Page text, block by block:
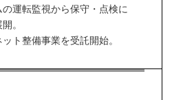
運転監視から保守・点検に
。
ト整備事業を受託開始。